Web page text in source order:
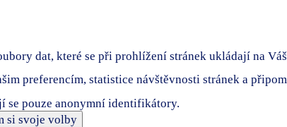
dat, které se při prohlížení stránek ukládají na
preferencím, statistice návštěvnosti stránek a
se pouze anonymní identifikátory.
si svoje volby